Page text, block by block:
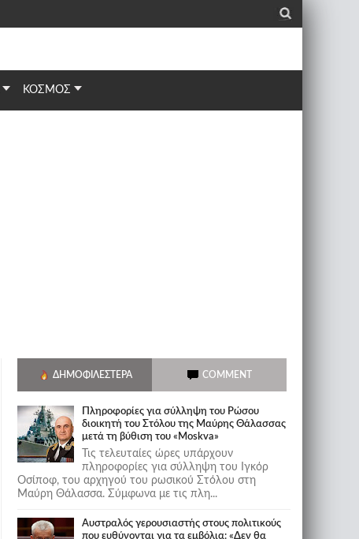
_
ΚΟΣΜΟΣ
ΔΗΜΟΦΙΛΈΣΤΕΡΑ COMMENT
Πληροφορίες για σύλληψη του Ρώσου
διοικητή του Στόλου της Mαύρης Θάλασσας
μετά τη βύθιση του «Moskva»
Τις τελευταίες ώρες υπάρχουν
πληροφορίες για σύλληψη του Ιγκόρ
Οσίποφ, του αρχηγού του ρωσικού Στόλου στη
Μαύρη Θάλασσα. Σύμφωνα με τις πλη...
Αυστραλός γερουσιαστής στους πολιτικούς
που ευθύνονται για τα εμβόλια: «Δεν θα